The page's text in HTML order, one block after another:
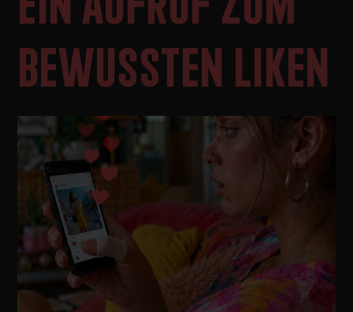
BEWUSSTEN LIKEN